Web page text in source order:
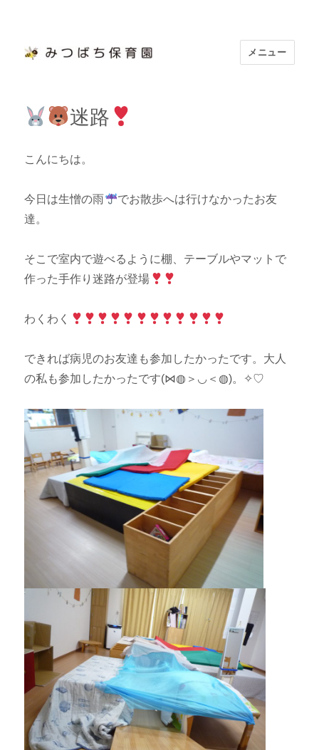
メニュー
迷路
こんにちは。
今日は生憎の雨
でお散歩へは行けなかったお友
達。
そこで室内で遊べるように棚、テーブルやマットで
作った手作り迷路が登場
わくわく
できれば病児のお友達も参加したかったです。大人
の私も参加したかったです(⋈◍＞◡＜◍)。✧♡